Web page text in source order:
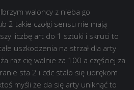
waloncy z nieba go
2 takie czołgi sensu nie mają
liczbę art do 1 sztuki i skruci to
uszkodzenia na strzał dla arty
raz cię walnie za 100 a częściej za
sta 2 i cdc stało się udrękom
myśli że da się arty uniknąć to